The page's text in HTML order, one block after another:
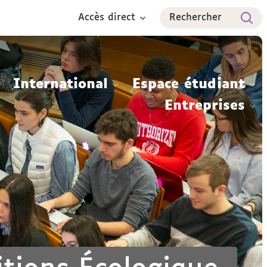
Accès direct Rechercher
International
Espace étudiant
Entreprises